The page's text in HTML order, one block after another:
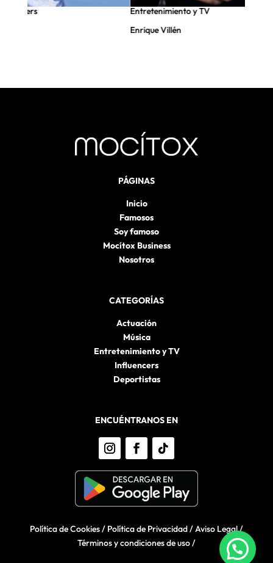
PÁGINAS
Inicio
Famosos
Soy famoso
Mocítox Business
Nosotros
CATEGORÍAS
Actuación
Música
Entretenimiento y TV
Influencers
Deportistas
ENCUÉNTRANOS EN
Política de Cookies/ Política de Privacidad/Aviso Legal/
Términos y condiciones de uso/